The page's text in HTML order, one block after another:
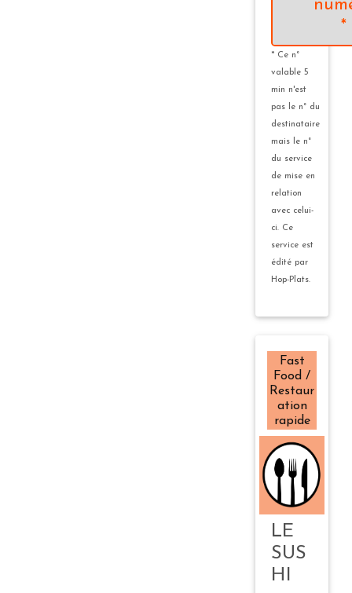
*
* Ce n°
valable 5
min n'est
pas le n° du
destinataire
mais le n°
du service
de mise en
relation
avec celui-
ci. Ce
service est
édité par
Hop-Plats.
Fast
Food /
Restaur
ation
rapide
LE
SUS
HI